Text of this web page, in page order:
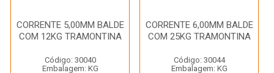
CORRENTE 5,00MM BALDE
COM 12KG TRAMONTINA
Código: 30040
Embalagem: KG
CORRENTE 6,00MM BALDE
COM 25KG TRAMONTINA
Código: 30044
Embalagem: KG